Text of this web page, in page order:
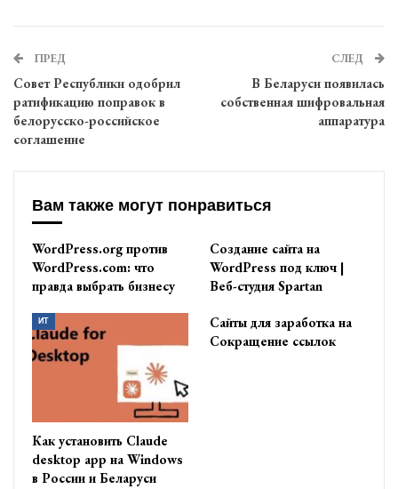
ПРЕД
Совет Республики одобрил
ратификацию поправок в
белорусско-российское
соглашение
СЛЕД
В Беларуси появилась
собственная шифровальная
аппаратура
Вам также могут понравиться
WordPress.org против
WordPress.com: что
правда выбрать бизнесу
Создание сайта на
WordPress под ключ |
Веб-студия Spartan
ИТ
Как установить Claude
desktop app на Windows
в России и Беларуси
Сайты для заработка на
Сокращение ссылок